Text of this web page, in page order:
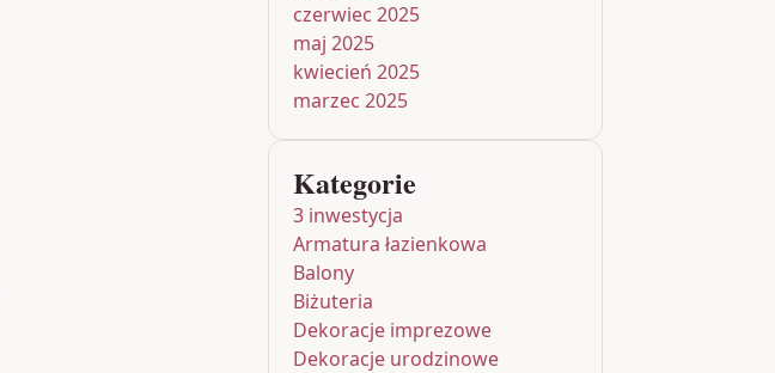
czerwiec 2025
maj 2025
kwiecień 2025
marzec 2025
Kategorie
3 inwestycja
Armatura łazienkowa
Balony
Biżuteria
Dekoracje imprezowe
Dekoracje urodzinowe